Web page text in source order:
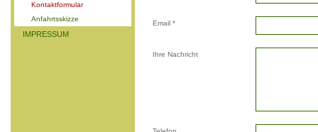
Kontaktformular
Anfahrtsskizze
IMPRESSUM
Email *
Ihre Nachricht